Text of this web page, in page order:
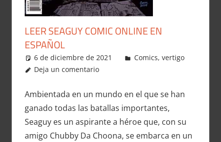
LEER SEAGUY COMIC ONLINE EN
ESPAÑOL
6 de diciembre de 2021 Carlitox Banana
Comics, vertigo
Deja un comentario
Ambientada en un mundo en el que se han
ganado todas las batallas importantes,
Seaguy es un aspirante a héroe que, con su
amigo Chubby Da Choona, se embarca en un